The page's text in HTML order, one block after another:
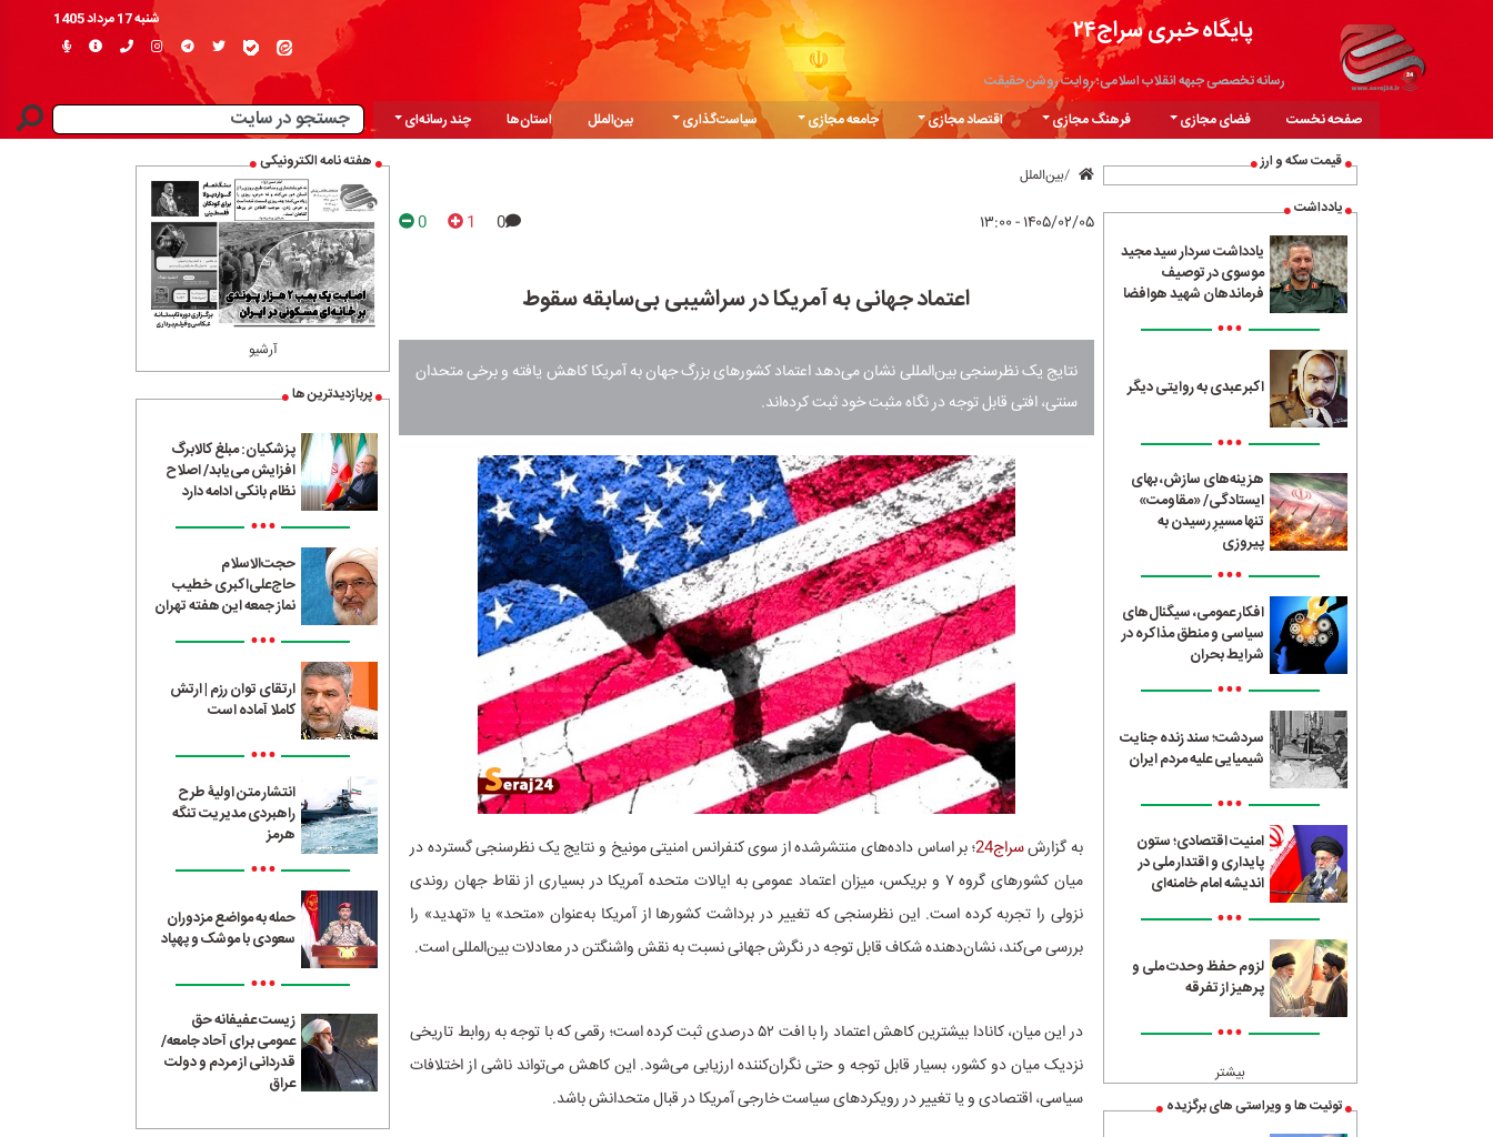
پایگاه خبری سراج۲۴
رسانه تخصصی جبهه انقلاب اسلامی؛ روایت روشن حقیقت
شنبه 17 مرداد 1405
صفحه نخست فضای مجازی فرهنگ مجازی اقتصاد مجازی جامعه مجازی سیاست‌گذاری بین‌الملل استان‌ها
چند رسانه‌ای
قیمت سکه و ارز
یادداشت
یادداشت سردار سید مجید
موسوی در توصیف
فرماندهان شهید هوافضا
•••
اکبر عبدی به روایتی دیگر
•••
هزینه‌های سازش، بهای
ایستادگی/ «مقاومت»
تنها مسیرِ رسیدن به
پیروزی
•••
افکار عمومی، سیگنال‌های
سیاسی و منطق مذاکره در
شرایط بحران
•••
سردشت؛ سند زنده جنایت
شیمیایی علیه مردم ایران
•••
امنیت اقتصادی؛ ستون
پایداری و اقتدار ملی در
اندیشه امام خامنه‌ای
•••
لزوم حفظ وحدت ملی و
پرهیز از تفرقه
•••
بیشتر
توئیت ها و ویراستی های برگزیده
بین‌الملل
۱۴۰۵/۰۲/۰۵ - ۱۳:۰۰ 0
1
0
اعتماد جهانی به آمریکا در سراشیبی بی‌سابقه سقوط
نتایج یک نظرسنجی بین‌المللی نشان می‌دهد اعتماد کشورهای بزرگ جهان به آمریکا کاهش یافته و برخی متحدان
سنتی، افتی قابل توجه در نگاه مثبت خود ثبت کرده‌اند.
به گزارشسراج24
؛ بر اساس داده‌های منتشرشده از سوی کنفرانس امنیتی مونیخ و نتایج یک نظرسنجی گسترده در
میان کشورهای گروه ۷ و بریکس، میزان اعتماد عمومی به ایالات متحده آمریکا در بسیاری از نقاط جهان روندی
نزولی را تجربه کرده است. این نظرسنجی که تغییر در برداشت کشورها از آمریکا به‌عنوان «متحد» یا «تهدید» را
بررسی می‌کند، نشان‌دهنده شکاف قابل توجه در نگرش جهانی نسبت به نقش واشنگتن در معادلات بین‌المللی است.
در این میان، کانادا بیشترین کاهش اعتماد را با افت ۵۲ درصدی ثبت کرده است؛ رقمی که با توجه به روابط تاریخی
نزدیک میان دو کشور، بسیار قابل توجه و حتی نگران‌کننده ارزیابی می‌شود. این کاهش می‌تواند ناشی از اختلافات
سیاسی، اقتصادی و یا تغییر در رویکردهای سیاست خارجی آمریکا در قبال متحدانش باشد.
هفته نامه الکترونیکی
آرشیو
پربازدیدترین ها
پزشکیان: مبلغ کالابرگ
افزایش می‌یابد/ اصلاح
نظام بانکی ادامه دارد
•••
حجت‌الاسلام
حاج‌علی‌اکبری خطیب
نماز جمعه این هفته تهران
•••
ارتقای توان رزم | ارتش
کاملا آماده است
•••
انتشار متن اولیۀ طرح
راهبردی مدیریت تنگه
هرمز
•••
حمله به مواضع مزدوران
سعودی با موشک و پهپاد
•••
زیست عفیفانه حق
عمومی برای آحاد جامعه/
قدردانی از مردم و دولت
عراق